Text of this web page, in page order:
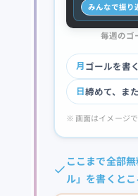
みんなで振り
毎週のゴ
月 ゴールを書く
日締めて、ま
※ 画面はイメージで
ここまで全部
ル」を書くとこ